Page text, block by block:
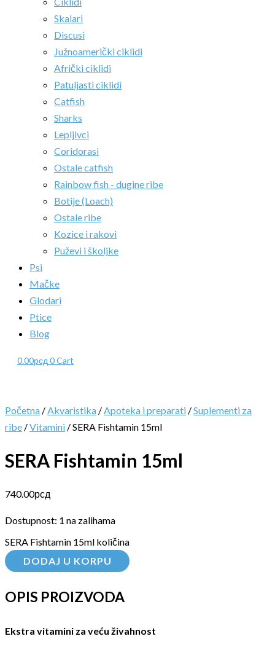
Skalari
Discusi
Južnoamerički ciklidi
Afrički ciklidi
Patuljasti ciklidi
Catfish
Sharks
Lepljivci
Coridorasi
Ostale catfish
Rainbow fish - dugine ribe
Botije (Loach)
Ostale ribe
Kozice i rakovi
Puževi i školjke
Psi
Mačke
Glodari
Ptice
Blog
0.00рсд 0Cart
Početna /Akvaristika /Apoteka i preparati /Suplementi za
ribe /Vitamini / SERA Fishtamin 15ml
SERA Fishtamin 15ml
740.00рсд
Dostupnost: 1 na zalihama
SERA Fishtamin 15ml količina
DODAJ U KORPU
OPIS PROIZVODA
Ekstra vitamini za veću živahnost